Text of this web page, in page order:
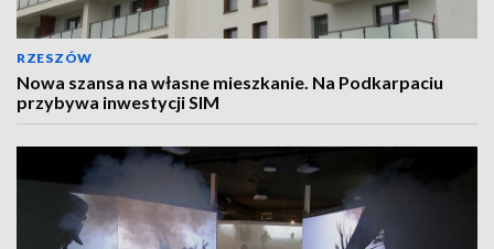
RZESZÓW
Nowa szansa na własne mieszkanie. Na Podkarpaciu
przybywa inwestycji SIM